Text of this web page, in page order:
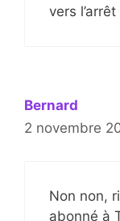
vers
Bernard
2 novembre
Non non,
abonné à